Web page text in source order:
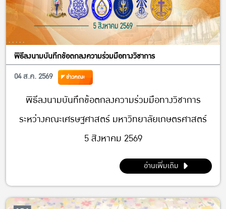
พิธีลงนามบันทึกข้อตกลงความร่วมมือทางวิชาการ
04 ส.ค. 2569
ข่าวคณะ
พิธีลงนามบันทึกข้อตกลงความร่วมมือทางวิชาการ
ระหว่างคณะเศรษฐศาสตร์ มหาวิทยาลัยเกษตรศาสตร์
5 สิงหาคม 2569
อ่านเพิ่มเติม